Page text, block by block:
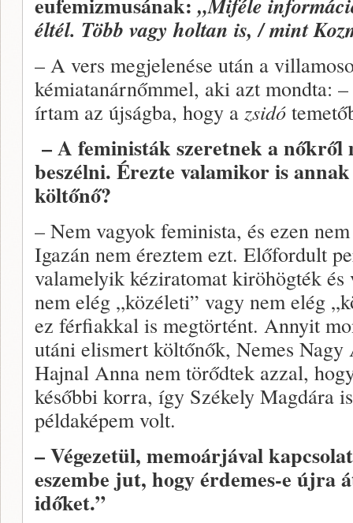
éltél. Több vagy holtan is, / mint
– A vers megjelenése után a
kémiatanárnőmmel, aki azt mondta:
írtam az újságba, hogy a zsidó
– A feministák szeretnek a nőkről
beszélni. Érezte valamikor is
költőnő?
– Nem vagyok feminista, és ezen
Igazán nem éreztem ezt. Előfordult
valamelyik kéziratomat kiröhögték és
nem elég „közéleti” vagy nem elég
ez férfiakkal is megtörtént. Annyit
utáni elismert költőnők, Nemes
Hajnal Anna nem törődtek azzal,
későbbi korra, így Székely Magdára
példaképem volt.
– Végezetül, memoárjával
eszembe jut, hogy érdemes-e újra
időket.”